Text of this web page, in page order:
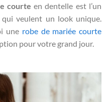
courte en dentelle est l’un
veulent un look unique.
une robe de mariée courte
pour votre grand jour.